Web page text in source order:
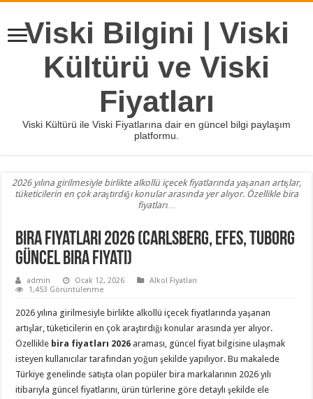
Viski Bilgini | Viski
Kültürü ve Viski
Fiyatları
Viski Kültürü ile Viski Fiyatlarına dair en güncel bilgi paylaşım
platformu.
2026 yılına girilmesiyle birlikte alkollü içecek fiyatlarında yaşanan artışlar,
tüketicilerin en çok araştırdığı konular arasında yer alıyor. Özellikle bira
fiyatları…
Bira Fiyatları 2026 (Carlsberg, Efes, Tuborg
Güncel Bira Fiyatı)
admin Ocak 12, 2026
Alkol Fiyatları
1,453 Görüntülenme
2026 yılına girilmesiyle birlikte alkollü içecek fiyatlarında yaşanan
artışlar, tüketicilerin en çok araştırdığı konular arasında yer alıyor.
Özellikle bira fiyatları 2026 araması, güncel fiyat bilgisine ulaşmak
isteyen kullanıcılar tarafından yoğun şekilde yapılıyor. Bu makalede
Türkiye genelinde satışta olan popüler bira markalarının 2026 yılı
itibarıyla güncel fiyatlarını, ürün türlerine göre detaylı şekilde ele